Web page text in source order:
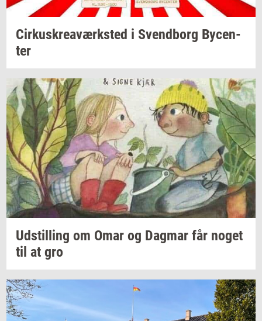
Cir­kuskrea­værk­sted i Svend­borg By­cen­
ter
Ud­stil­ling om Omar og Dag­mar får noget
til at gro